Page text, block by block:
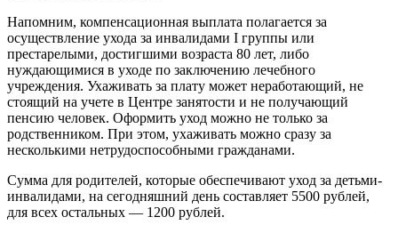
Напомним, компенсационная выплата полагается за
осуществление ухода за инвалидами I группы или
престарелыми, достигшими возраста 80 лет, либо
нуждающимися в уходе по заключению лечебного
учреждения. Ухаживать за плату может неработающий, не
стоящий на учете в Центре занятости и не получающий
пенсию человек. Оформить уход можно не только за
родственником. При этом, ухаживать можно сразу за
несколькими нетрудоспособными гражданами.
Сумма для родителей, которые обеспечивают уход за детьми-
инвалидами, на сегодняшний день составляет 5500 рублей,
для всех остальных — 1200 рублей.